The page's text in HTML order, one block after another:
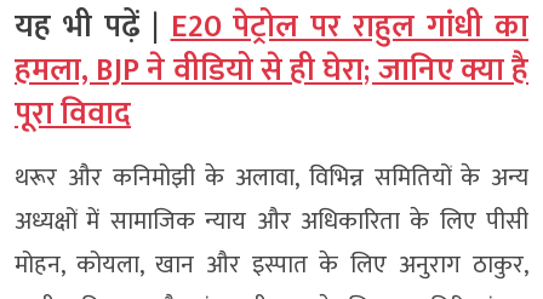
यह भी पढ़ें |E20 पेट्रोल पर राहुल गांधी का
हमला, BJP ने वीडियो से ही घेरा; जानिए क्या है
पूरा विवाद
थरूर और कनिमोझी के अलावा, विभिन्न समितियों के अन्य
अध्यक्षों में सामाजिक न्याय और अधिकारिता के लिए पीसी
मोहन, कोयला, खान और इस्पात के लिए अनुराग ठाकुर,